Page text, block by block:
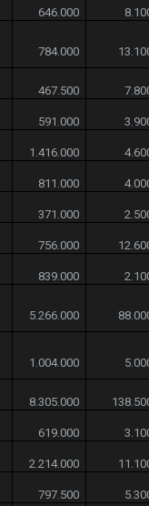
646.000
784.000
467.500
591.000
1.416.000
811.000
371.000
756.000
839.000
5.266.000
1.004.000
8.305.000
619.000
2.214.000
797.500